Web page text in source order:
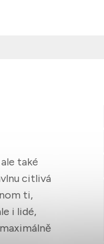
také
citlivá
ti,
i lidé,